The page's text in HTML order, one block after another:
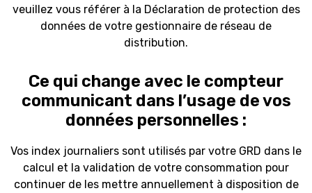
veuillez vous référer à la Déclaration de protection des
données de votre gestionnaire de réseau de
distribution.
Ce qui change avec le compteur
communicant dans l’usage de vos
données personnelles :
Vos index journaliers sont utilisés par votre GRD dans le
calcul et la validation de votre consommation pour
continuer de les mettre annuellement à disposition de